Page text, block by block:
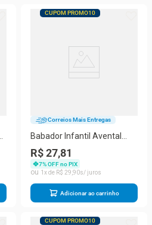
CUPOM PROMO10
Correios Mais Entregas
Babador Infantil Avental
Impermeável Coletor de
Migalhas em silicone
Confortável Cores Sortidas
R$ 27,81
7% OFF no PIX
1
R$ 29 90
Adicionar ao carrinho
CUPOM PROMO10